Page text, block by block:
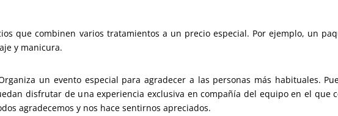
que combinen varios tratamientos a un precio especial. Por ejemplo, un
y manicura.
un evento especial para agradecer a las personas más habituales.
disfrutar de una experiencia exclusiva en compañía del equipo en el que
agradecemos y nos hace sentirnos apreciados.